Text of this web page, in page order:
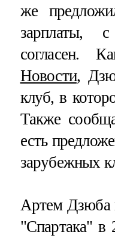
же
согласен.
Новости,
клуб, в
Также
есть
зарубежных
Артем Дзюба
"Спартака" в